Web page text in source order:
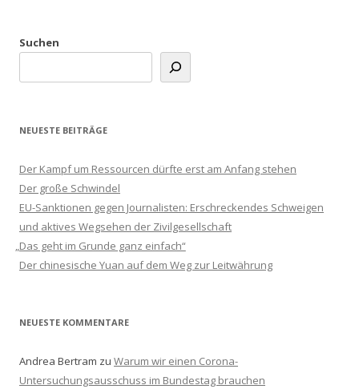
Suchen
NEUESTE BEITRÄGE
Der Kampf um Ressourcen dürfte erst am Anfang stehen
Der große Schwindel
EU-Sanktionen gegen Journalisten: Erschreckendes Schweigen
und aktives Wegsehen der Zivilgesellschaft
„Das geht im Grunde ganz einfach“
Der chinesische Yuan auf dem Weg zur Leitwährung
NEUESTE KOMMENTARE
Andrea Bertram zu Warum wir einen Corona-
Untersuchungsausschuss im Bundestag brauchen